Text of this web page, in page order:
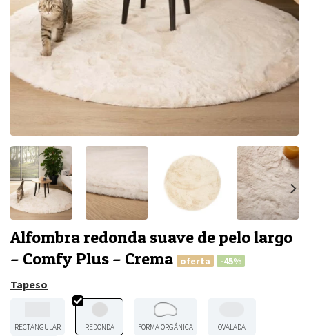
Alfombra redonda suave de pelo largo
– Comfy Plus – Crema
oferta -45%
Tapeso
RECTANGULAR REDONDA FORMA ORGÁNICA OVALADA